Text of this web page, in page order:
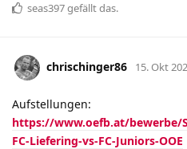
seas397gefällt das.
chrischinger86 15. Okt
Aufstellungen:
https://www.oefb.at/bewerbe/
FC-Liefering-vs-FC-Juniors-OOE